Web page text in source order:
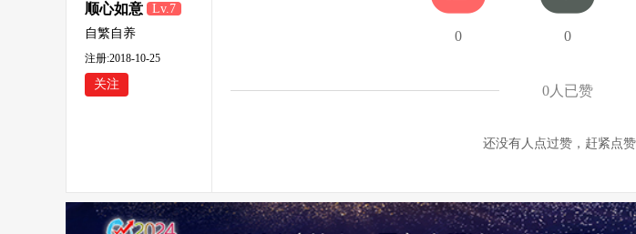
顺心如意
Lv.7
自繁自养
注册:2018-10-25
关注
0 0
0 人已赞
还没有人点过赞，赶紧点